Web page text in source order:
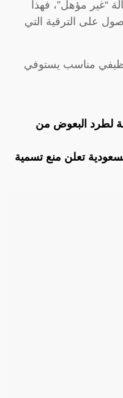
“غير مؤهل”، فهذا
على الترقية التي
مناسب يستوفي
لطرد البعوض من
تعلن منع تسمية